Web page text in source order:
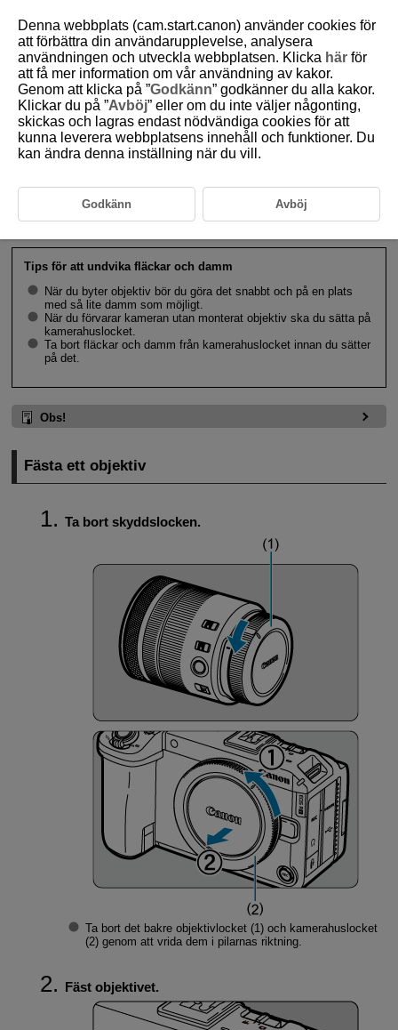
D388-021
Fästa och ta bort RF/RF-S-objektiv
Fästa ett objektiv
Ta bort ett objektiv
Var försiktig
Tips för att undvika fläckar och damm
När du byter objektiv bör du göra det snabbt och på en plats
med så lite damm som möjligt.
När du förvarar kameran utan monterat objektiv ska du sätta på
kamerahuslocket.
Ta bort fläckar och damm från kamerahuslocket innan du sätter
på det.
Obs!
Fästa ett objektiv
Ta bort skyddslocken.
Ta bort det bakre objektivlocket (1) och kamerahuslocket
(2) genom att vrida dem i pilarnas riktning.
Fäst objektivet.
Denna webbplats (cam.start.canon) använder cookies för
att förbättra din användarupplevelse, analysera
användningen och utveckla webbplatsen. Klicka här för
att få mer information om vår användning av kakor.
Genom att klicka på ”Godkänn” godkänner du alla kakor.
Klickar du på ”Avböj” eller om du inte väljer någonting,
skickas och lagras endast nödvändiga cookies för att
kunna leverera webbplatsens innehåll och funktioner. Du
kan ändra denna inställning när du vill.
Godkänn Avböj